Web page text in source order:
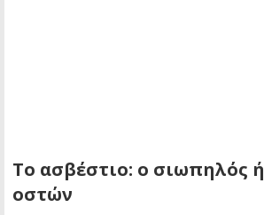
Το ασβέστιο: ο σιωπηλός
οστών